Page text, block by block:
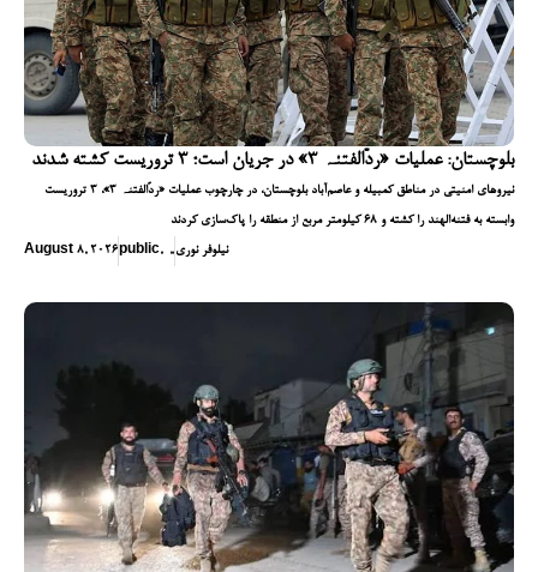
بلوچستان: عملیات «ردّالفتنہ ۳» در جریان است؛ ۳ تروریست کشته شدند
نیروهای امنیتی در مناطق کمبیله و عاصم‌آباد بلوچستان، در چارچوب عملیات «ردّالفتنہ ۳»، ۳ تروریست
وابسته به فتنه‌الهند را کشته و ۶۸ کیلومتر مربع از منطقه را پاک‌سازی کردند
August 8, 2026 public, ,,نیلوفر نوری